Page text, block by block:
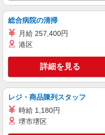
株式会社日本ワークプレイス関
＝8,680円
キープ
派遣社員
株式会社日本ワークプレイス関
総合病院の清掃
月給 257,400円
港区
詳細を見る
レジ・商品陳列スタッフ
時給 1,180円
堺市堺区